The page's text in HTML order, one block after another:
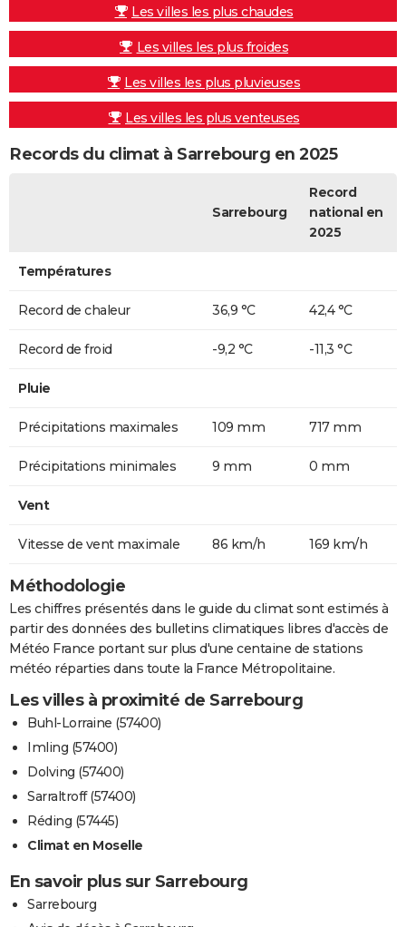
Les villes les plus chaudes
Les villes les plus froides
Les villes les plus pluvieuses
Les villes les plus venteuses
Records du climat à Sarrebourg en 2025
Sarrebourg
Record
national en
2025
Températures
Record de chaleur 36,9 °C 42,4 °C
Record de froid -9,2 °C -11,3 °C
Pluie
Précipitations maximales 109 mm 717 mm
Précipitations minimales 9 mm 0 mm
Vent
Vitesse de vent maximale 86 km/h 169 km/h
Méthodologie
Les chiffres présentés dans le guide du climat sont estimés à
partir des données des bulletins climatiques libres d'accès de
Météo France portant sur plus d'une centaine de stations
météo réparties dans toute la France Métropolitaine.
Les villes à proximité de Sarrebourg
Buhl-Lorraine (57400)
Imling (57400)
Dolving (57400)
Sarraltroff (57400)
Réding (57445)
Climat en Moselle
En savoir plus sur Sarrebourg
Sarrebourg